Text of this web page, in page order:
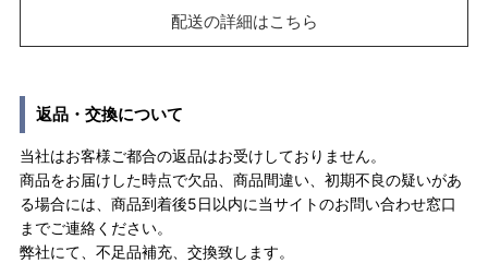
配送の詳細はこちら
返品・交換について
当社はお客様ご都合の返品はお受けしておりません。
商品をお届けした時点で欠品、商品間違い、初期不良の疑いがあ
る場合には、商品到着後5日以内に当サイトのお問い合わせ窓口
までご連絡ください。
弊社にて、不足品補充、交換致します。